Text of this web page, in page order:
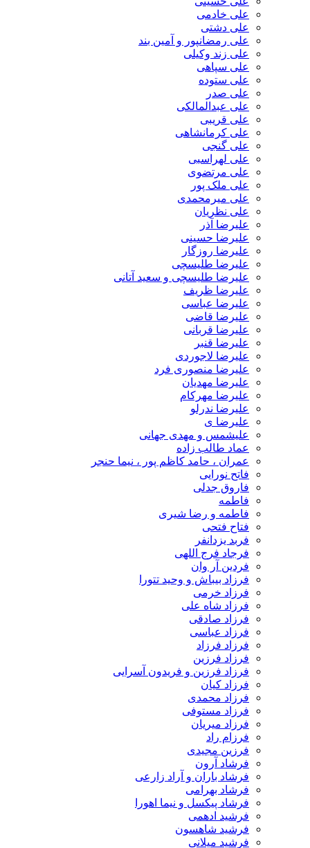
علی خادمی
علی دشتی
علی رمضانپور و آمین بند
علی زند وکیلی
علی سپاهی
علی ستوده
علی صدر
علی عبدالمالکی
علی قریبی
علی کرمانشاهی
علی گنجی
علی لهراسبی
علی مرتضوی
علی ملک پور
علی میرمحمدی
علی نظریان
علیرضا آذر
علیرضا حسینی
علیرضا روزگار
علیرضا طلیسچی
علیرضا طلیسچی و سعید آتانی
علیرضا ظریف
علیرضا عباسی
علیرضا قاضی
علیرضا قربانی
علیرضا قنبر
علیرضا لاجوردی
علیرضا منصوری فرد
علیرضا مهدیان
علیرضا مهرکام
علیرضا ندرلو
علیرضا ی
علیشمس و مهدی جهانی
عماد طالب زاده
عمران ، حامد کاظم پور ، نیما حنجر
فاتح نورایی
فاروق جدلی
فاطمه
فاطمه و رضا شیری
فتاح فتحی
فربد یزدانفر
فرجاد فرج اللهی
فردین آر وان
فرزاد بیباش و وحید تتورا
فرزاد خرمی
فرزاد شاه علی
فرزاد صادقی
فرزاد عباسی
فرزاد فرزاد
فرزاد فرزین
فرزاد فرزین و فریدون آسرایی
فرزاد کیان
فرزاد محمدی
فرزاد مستوفی
فرزاد میریان
فرزام راد
فرزین مجیدی
فرشاد آرون
فرشاد باران و آراد زارعی
فرشاد بهرامی
فرشاد پیکسل و نیما اهورا
فرشید ادهمی
فرشید شاهسون
فرشید میلانی